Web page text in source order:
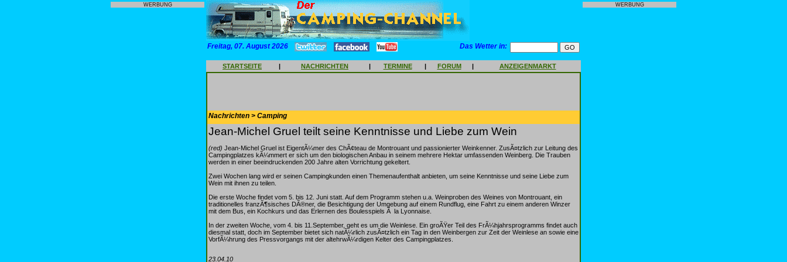
WERBUNG
Freitag, 07. August 2026 Das Wetter in:
STARTSEITE | NACHRICHTEN | TERMINE | FORUM | ANZEIGENMARKT
Nachrichten > Camping
Jean-Michel Gruel teilt seine Kenntnisse und Liebe zum Wein
(red) Jean-Michel Gruel ist EigentÃ¼mer des ChÃ¢teau de Montrouant und passionierter Weinkenner. ZusÃ¤tzlich zur Leitung des
Campingplatzes kÃ¼mmert er sich um den biologischen Anbau in seinem mehrere Hektar umfassenden Weinberg. Die Trauben
werden in einer beeindruckenden 200 Jahre alten Vorrichtung gekeltert.
Zwei Wochen lang wird er seinen Campingkunden einen Themenaufenthalt anbieten, um seine Kenntnisse und seine Liebe zum
Wein mit ihnen zu teilen.
Die erste Woche findet vom 5. bis 12. Juni statt. Auf dem Programm stehen u.a. Weinproben des Weines von Montrouant, ein
traditionelles franzÃ¶sisches DÃ®ner, die Besichtigung der Umgebung auf einem Rundflug, eine Fahrt zu einem anderen Winzer
mit dem Bus, ein Kochkurs und das Erlernen des Boulesspiels Ã la Lyonnaise.
In der zweiten Woche, vom 4. bis 11.September, geht es um die Weinlese. Ein groÃŸer Teil des FrÃ¼hjahrsprogramms findet auch
diesmal statt, doch im September bietet sich natÃ¼rlich zusÃ¤tzlich ein Tag in den Weinbergen zur Zeit der Weinlese an sowie eine
VorfÃ¼hrung des Pressvorgangs mit der altehrwÃ¼rdigen Kelter des Campingplatzes.
23.04.10
WERBUNG